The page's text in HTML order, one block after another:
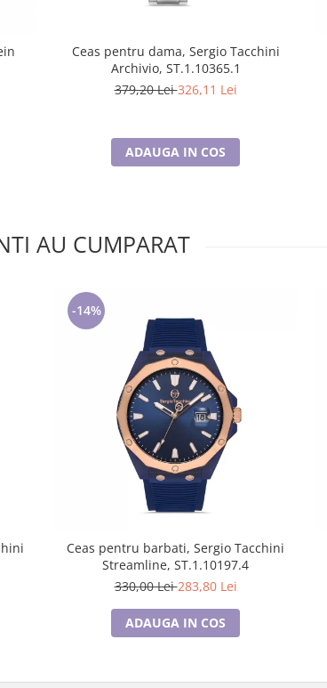
Ceas pentru dama, Sergio Tacchini
Archivio, ST.1.10365.1
379,20 Lei326,11 Lei
ADAUGA IN COS
AU CUMPARAT
-14%
Ceas pentru barbati, Sergio Tacchini
Streamline, ST.1.10197.4
330,00 Lei283,80 Lei
ADAUGA IN COS